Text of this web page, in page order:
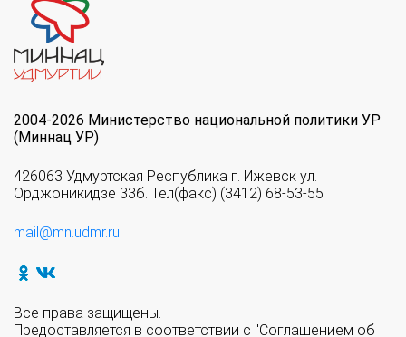
2004-2026 Министерство национальной политики УР
(Миннац УР)
426063 Удмуртская Республика г. Ижевск ул.
Орджоникидзе 33б. Тел(факс) (3412) 68-53-55
mail@mn.udmr.ru
Все права защищены.
Предоставляется в соответствии с "Соглашением об